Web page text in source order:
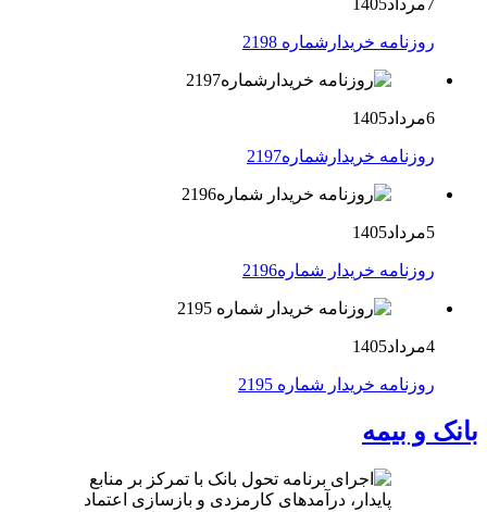
روزنامه خریدارشماره 2198
6مرداد1405
روزنامه خریدارشماره2197
5مرداد1405
روزنامه خریدار شماره2196
4مرداد1405
روزنامه خریدار شماره 2195
بانک و بیمه